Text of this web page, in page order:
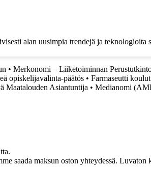
alan uusimpia trendejä ja teknologioita
• Merkonomi – Liiketoiminnan
opiskelijavalinta-päätös • Farmaseutti
Maatalouden Asiantuntija • Medianomi
saada maksun oston yhteydessä. Luvaton